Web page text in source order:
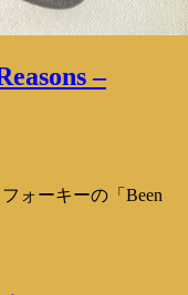
–
ォーキーの「Been